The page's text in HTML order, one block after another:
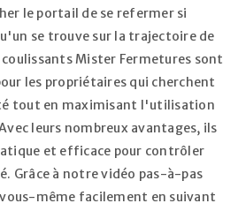
le portail de se refermer si
se trouve sur la trajectoire de
Mister Fermetures sont
les propriétaires qui cherchent
tout en maximisant l'utilisation
leurs nombreux avantages, ils
et efficace pour contrôler
Grâce à notre vidéo pas-à-pas
même facilement en suivant